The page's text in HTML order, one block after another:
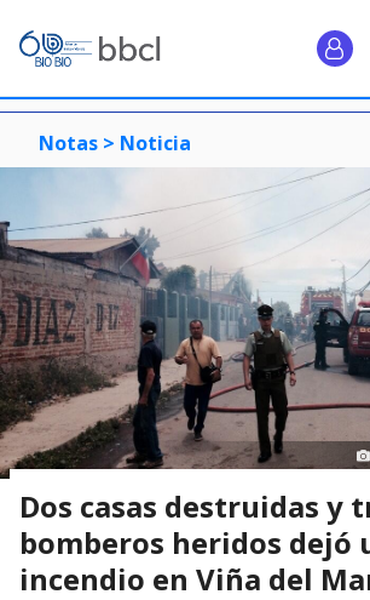
Notas > Noticia
Dos casas destruidas y
bomberos heridos dejó
incendio en Viña del